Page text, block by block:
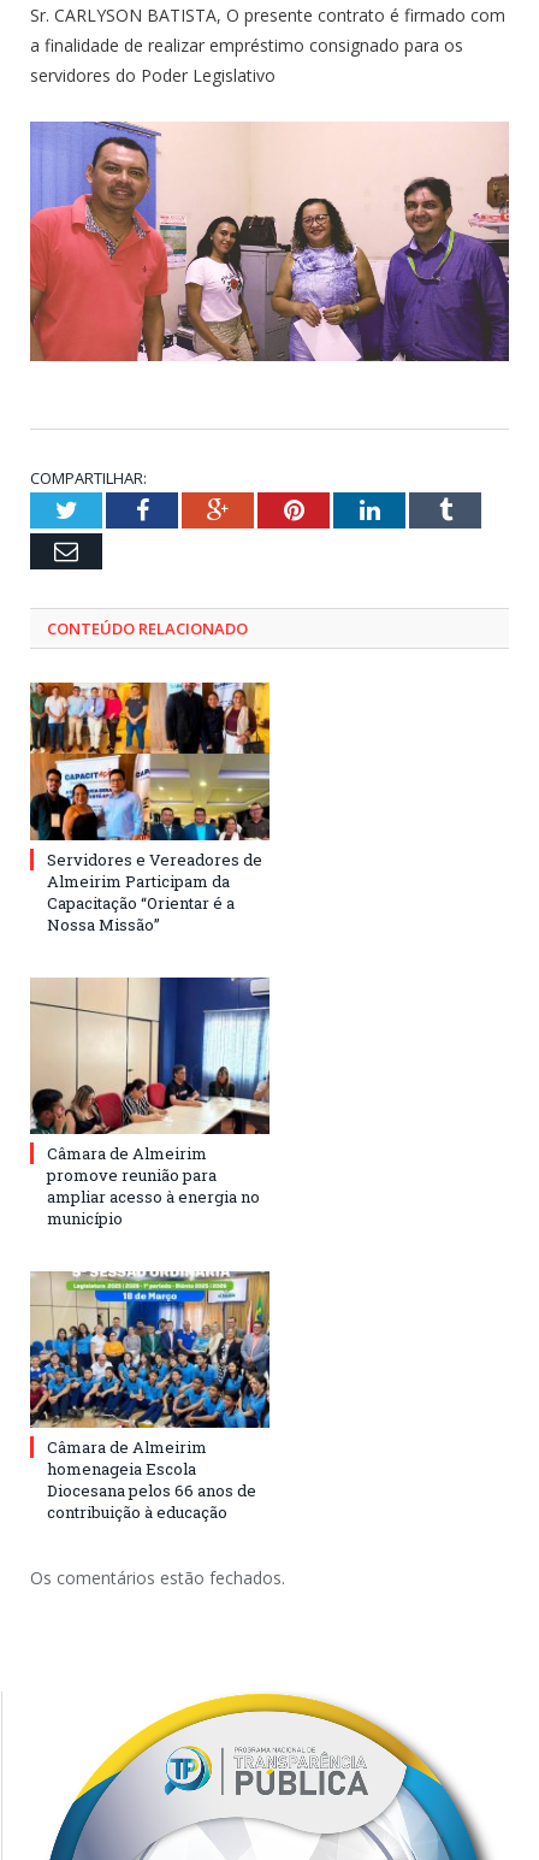
Sr. CARLYSON BATISTA, O presente contrato é firmado com
a finalidade de realizar empréstimo consignado para os
servidores do Poder Legislativo
COMPARTILHAR:
TwitterFacebookGoogle+PinterestLinkedInTumblr
Email
CONTEÚDO RELACIONADO
Servidores e Vereadores de
Almeirim Participam da
Capacitação “Orientar é a
Nossa Missão”
Câmara de Almeirim
promove reunião para
ampliar acesso à energia no
município
Câmara de Almeirim
homenageia Escola
Diocesana pelos 66 anos de
contribuição à educação
Os comentários estão fechados.